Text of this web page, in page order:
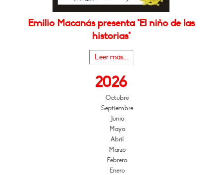
Emilio Macanás presenta "El niño de las
historias"
Leer más...
2026
Octubre
Septiembre
Junio
Mayo
Abril
Marzo
Febrero
Enero